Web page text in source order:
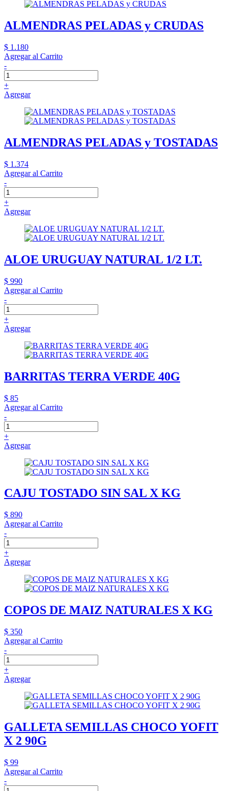
ALMENDRAS PELADAS y CRUDAS
$ 1.180
Agregar al Carrito
-
+
Agregar
ALMENDRAS PELADAS y TOSTADAS
$ 1.374
Agregar al Carrito
-
+
Agregar
ALOE URUGUAY NATURAL 1/2 LT.
$ 990
Agregar al Carrito
-
+
Agregar
BARRITAS TERRA VERDE 40G
$ 85
Agregar al Carrito
-
+
Agregar
CAJU TOSTADO SIN SAL X KG
$ 890
Agregar al Carrito
-
+
Agregar
COPOS DE MAIZ NATURALES X KG
$ 350
Agregar al Carrito
-
+
Agregar
GALLETA SEMILLAS CHOCO YOFIT
X 2 90G
$ 99
Agregar al Carrito
-